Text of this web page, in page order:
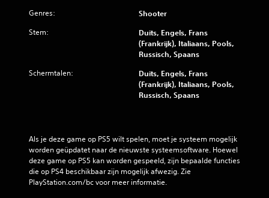
Genres: Shooter
Stem:
Duits, Engels, Frans
(Frankrijk), Italiaans, Pools,
Russisch, Spaans
Schermtalen:
Duits, Engels, Frans
(Frankrijk), Italiaans, Pools,
Russisch, Spaans
Als je deze game op PS5 wilt spelen, moet je systeem mogelijk
worden geüpdatet naar de nieuwste systeemsoftware. Hoewel
deze game op PS5 kan worden gespeeld, zijn bepaalde functies
die op PS4 beschikbaar zijn mogelijk afwezig. Zie
PlayStation.com/bc voor meer informatie.